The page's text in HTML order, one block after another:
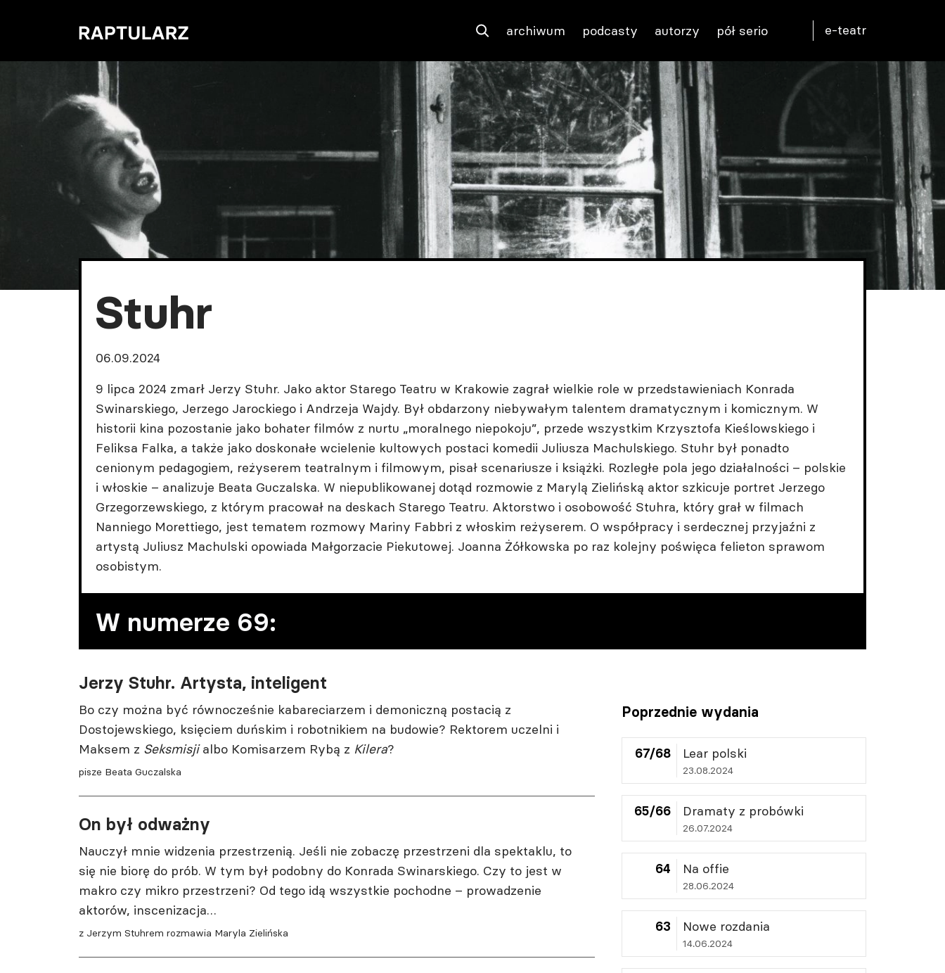
archiwum podcasty autorzy pół serio e-teatr
Stuhr
06.09.2024
9 lipca 2024 zmarł Jerzy Stuhr. Jako aktor Starego Teatru w Krakowie zagrał wielkie role w przedstawieniach Konrada
Swinarskiego, Jerzego Jarockiego i Andrzeja Wajdy. Był obdarzony niebywałym talentem dramatycznym i komicznym. W
historii kina pozostanie jako bohater filmów z nurtu „moralnego niepokoju”, przede wszystkim Krzysztofa Kieślowskiego i
Feliksa Falka, a także jako doskonałe wcielenie kultowych postaci komedii Juliusza Machulskiego. Stuhr był ponadto
cenionym pedagogiem, reżyserem teatralnym i filmowym, pisał scenariusze i książki. Rozległe pola jego działalności – polskie
i włoskie – analizuje Beata Guczalska. W niepublikowanej dotąd rozmowie z Marylą Zielińską aktor szkicuje portret Jerzego
Grzegorzewskiego, z którym pracował na deskach Starego Teatru. Aktorstwo i osobowość Stuhra, który grał w filmach
Nanniego Morettiego, jest tematem rozmowy Mariny Fabbri z włoskim reżyserem. O współpracy i serdecznej przyjaźni z
artystą Juliusz Machulski opowiada Małgorzacie Piekutowej. Joanna Żółkowska po raz kolejny poświęca felieton sprawom
osobistym.
W numerze 69:
Jerzy Stuhr. Artysta, inteligent
Bo czy można być równocześnie kabareciarzem i demoniczną postacią z
Dostojewskiego, księciem duńskim i robotnikiem na budowie? Rektorem uczelni i
Maksem z Seksmisjialbo Komisarzem Rybą z Kilera?
pisze Beata Guczalska
On był odważny
Nauczył mnie widzenia przestrzenią. Jeśli nie zobaczę przestrzeni dla spektaklu, to
się nie biorę do prób. W tym był podobny do Konrada Swinarskiego. Czy to jest w
makro czy mikro przestrzeni? Od tego idą wszystkie pochodne – prowadzenie
aktorów, inscenizacja…
z Jerzym Stuhrem rozmawia Maryla Zielińska
Poprzednie wydania
67/68 Lear polski
23.08.2024
65/66 Dramaty z probówki
26.07.2024
64 Na offie
28.06.2024
63 Nowe rozdania
14.06.2024